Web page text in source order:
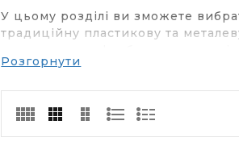
У цьому розділі ви зможете
традиційну пластикову та
Сучасна
для офісу
Розгорнути